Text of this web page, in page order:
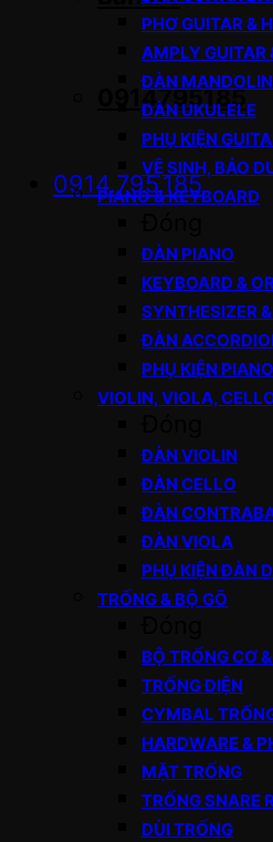
0914795185
0914.795.185
PHƠ GUITAR &
AMPLY GUITAR
ĐÀN
ĐÀN UKULELE
PHỤ KIỆN
VỆ SINH, BẢO
PIANO & KEYBOARD
ĐÀN PIANO
KEYBOARD &
SYNTHESIZER
ĐÀN
PHỤ KIỆN
VIOLIN, VIOLA,
ĐÀN VIOLIN
ĐÀN CELLO
ĐÀN
ĐÀN VIOLA
PHỤ KIỆN ĐÀN
TRỐNG & BỘ GÕ
BỘ TRỐNG CƠ
TRỐNG ĐIỆN
CYMBAL
HARDWARE &
MẶT TRỐNG
TRỐNG SNARE
DÙI TRỐNG